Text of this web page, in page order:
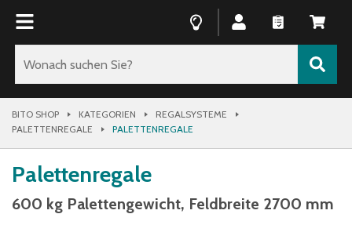
BITO SHOP KATEGORIEN
REGALSYSTEME
PALETTENREGALE
PALETTENREGALE
Palettenregale
600 kg Palettengewicht, Feldbreite 2700 mm